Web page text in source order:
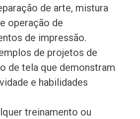
de arte, mistura
operação de
de impressão.
de projetos de
de tela que demonstram
e habilidades
treinamento ou